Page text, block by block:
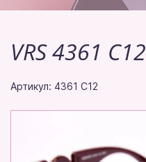
VRS 4361 C12
Артикул: 4361 C12